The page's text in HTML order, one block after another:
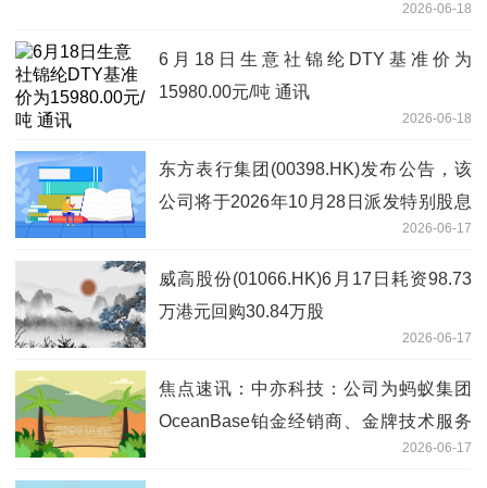
2026-06-18
6月18日生意社锦纶DTY基准价为
15980.00元/吨 通讯
2026-06-18
东方表行集团(00398.HK)发布公告，该
公司将于2026年10月28日派发特别股息
2026-06-17
威高股份(01066.HK)6月17日耗资98.73
万港元回购30.84万股
2026-06-17
焦点速讯：中亦科技：公司为蚂蚁集团
OceanBase铂金经销商、金牌技术服务
2026-06-17